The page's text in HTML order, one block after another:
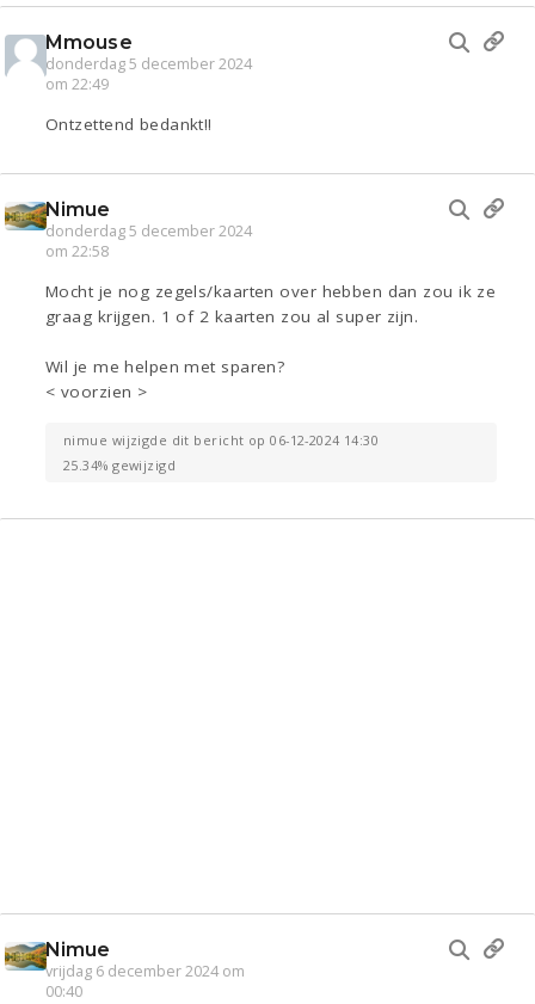
Mmouse
donderdag 5 december 2024
om 22:49
Ontzettend bedankt!!
Nimue
donderdag 5 december 2024
om 22:58
Mocht je nog zegels/kaarten over hebben dan zou ik ze
graag krijgen. 1 of 2 kaarten zou al super zijn.
Wil je me helpen met sparen?
< voorzien >
nimue wijzigde dit bericht op 06-12-2024 14:30
25.34% gewijzigd
Nimue
vrijdag 6 december 2024 om
00:40